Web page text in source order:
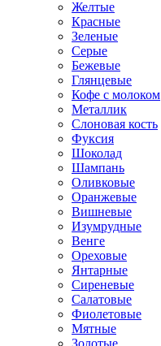
Желтые
Красные
Зеленые
Серые
Бежевые
Глянцевые
Кофе с молоком
Металлик
Слоновая кость
Фуксия
Шоколад
Шампань
Оливковые
Оранжевые
Вишневые
Изумрудные
Венге
Ореховые
Янтарные
Сиреневые
Салатовые
Фиолетовые
Мятные
Золотые